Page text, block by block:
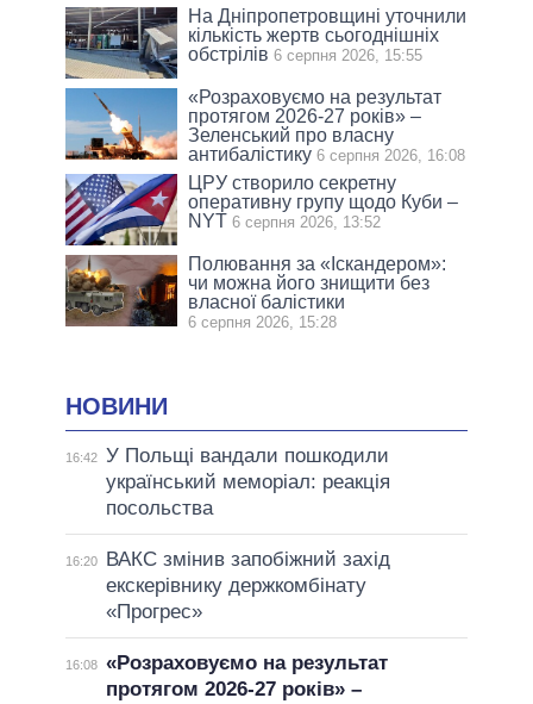
На Дніпропетровщині уточнили
кількість жертв сьогоднішніх
обстрілів 6 серпня 2026, 15:55
«Розраховуємо на результат
протягом 2026-27 років» –
Зеленський про власну
антибалістику 6 серпня 2026, 16:08
ЦРУ створило секретну
оперативну групу щодо Куби –
NYT 6 серпня 2026, 13:52
Полювання за «Іскандером»:
чи можна його знищити без
власної балістики
6 серпня 2026, 15:28
НОВИНИ
16:42 У Польщі вандали пошкодили
український меморіал: реакція
посольства
16:20
ВАКС змінив запобіжний захід
екскерівнику держкомбінату
«Прогрес»
16:08 «Розраховуємо на результат
протягом 2026-27 років» –